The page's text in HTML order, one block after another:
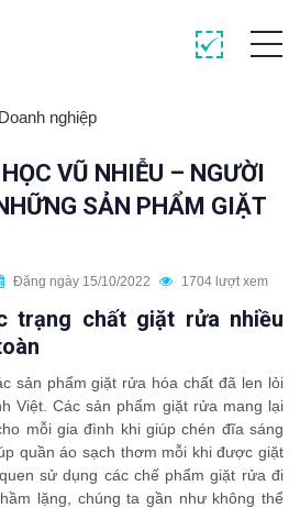
nghiệp
VŨ NHIỄU – NGƯỜI
SẢN PHẨM GIẶT
Đăng ngày 15/10/2022 1704 lượt xem
trạng chất giặt rửa nhiều
sản phẩm giặt rửa hóa chất đã len lỏi
Việt. Các sản phẩm giặt rửa mang lại
mỗi gia đình khi giúp chén đĩa sáng
quần áo sạch thơm mỗi khi được giặt
sử dụng các chế phẩm giặt rửa đi
lặng, chúng ta gần như không thể